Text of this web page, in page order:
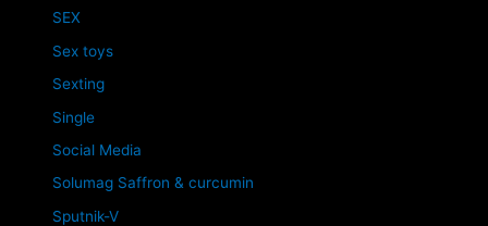
SEX
Sex toys
Sexting
Single
Social Media
Solumag Saffron & curcumin
Sputnik-V